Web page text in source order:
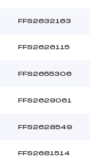
FFS2632163
FFS2626115
FFS2655306
FFS2629061
FFS2628549
FFS2681514